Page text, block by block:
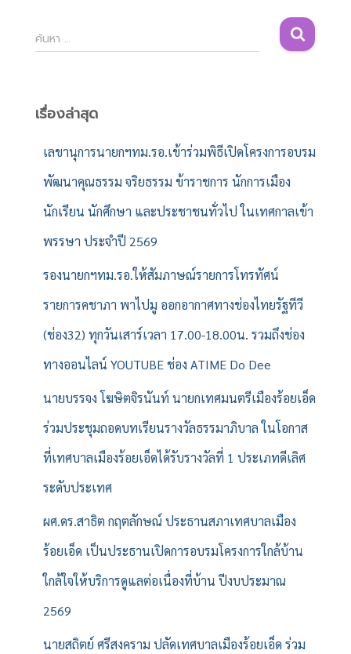
ค้
น
สำ
ค้นหา …
เรื่องล่าสุด
เลขานุการนายกฯทม.รอ.เข้าร่วมพิธีเปิดโครงการอบรม
พัฒนาคุณธรรม จริยธรรม ข้าราชการ นักการเมือง
นักเรียน นักศึกษา และประชาชนทั่วไป ในเทศกาลเข้า
พรรษา ประจำปี 2569
รองนายกฯทม.รอ.ให้สัมภาษณ์รายการโทรทัศน์
รายการคชาภา พาไปมู ออกอากาศทางช่องไทยรัฐทีวี
(ช่อง32) ทุกวันเสาร์เวลา 17.00-18.00น. รวมถึงช่อง
ทางออนไลน์ YOUTUBE ช่อง ATIME Do Dee
นายบรรจง โฆษิตจิรนันท์ นายกเทศมนตรีเมืองร้อยเอ็ด
ร่วมประชุมถอดบทเรียนรางวัลธรรมาภิบาล ในโอกาส
ที่เทศบาลเมืองร้อยเอ็ดได้รับรางวัลที่ 1 ประเภทดีเลิศ
ระดับประเทศ
ผศ.ดร.สาธิต กฤตลักษณ์ ประธานสภาเทศบาลเมือง
ร้อยเอ็ด เป็นประธานเปิดการอบรมโครงการใกล้บ้าน
ใกล้ใจให้บริการดูแลต่อเนื่องที่บ้าน ปีงบประมาณ
2569
นายสถิตย์ ศรีสงคราม ปลัดเทศบาลเมืองร้อยเอ็ด ร่วม